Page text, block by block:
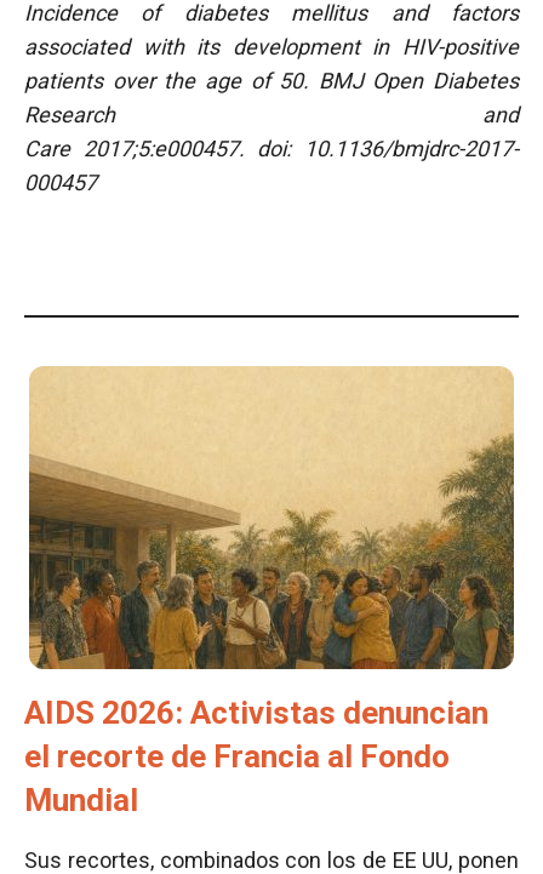
Incidence of diabetes mellitus and factors
associated with its development in HIV-positive
patients over the age of 50. BMJ Open Diabetes
Research and
Care 2017;5:e000457. doi: 10.1136/bmjdrc-2017-
000457
AIDS 2026: Activistas denuncian
el recorte de Francia al Fondo
Mundial
Sus recortes, combinados con los de EE UU, ponen